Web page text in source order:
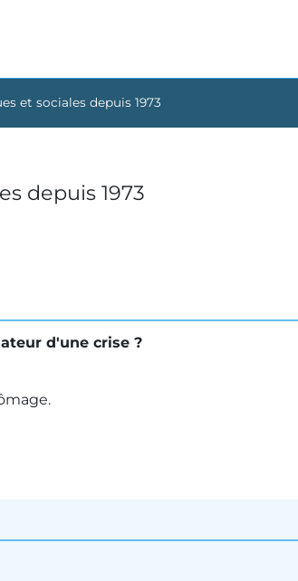
et sociales depuis 1973
depuis 1973
d'une crise ?